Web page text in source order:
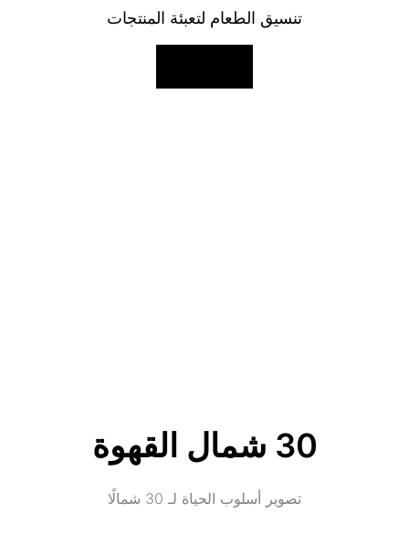
تنسيق الطعام لتعبئة المنتجات
30 شمال القهوة
تصوير أسلوب الحياة لـ 30 شمالًا